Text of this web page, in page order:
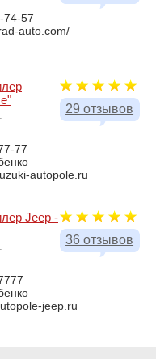
74-57
auto.com/
29 отзывов
77
autopole.ru
36 отзывов
Jeep -
jeep.ru